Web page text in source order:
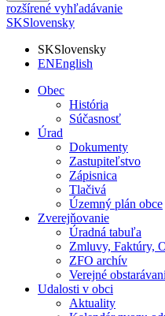
rozšírené vyhľadávanie
SKSlovensky
SKSlovensky
ENEnglish
Obec
História
Súčasnosť
Úrad
Dokumenty
Zastupiteľstvo
Zápisnica
Tlačivá
Územný plán obce
Zverejňovanie
Úradná tabuľa
Zmluvy, Faktúry,
ZFO archív
Verejné
Udalosti v obci
Aktuality